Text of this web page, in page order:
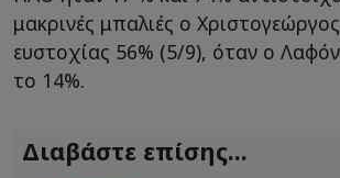
μακρινές μπαλιές ο
ευστοχίας 56% (5/9), όταν ο
το 14%.
Διαβάστε επίσης...